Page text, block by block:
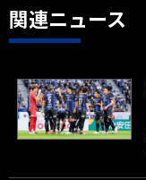
関連ニュース